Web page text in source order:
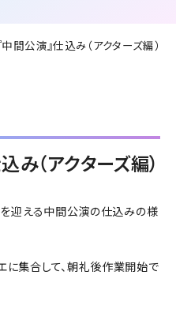
中間公演』仕込み（アクターズ編）
み（アクターズ編）
を迎える中間公演の仕込みの様
に集合して、朝礼後作業開始で